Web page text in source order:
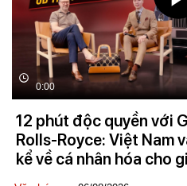
0:00
12 phút độc quyền với
Rolls-Royce: Việt Nam
kể về cá nhân hóa cho